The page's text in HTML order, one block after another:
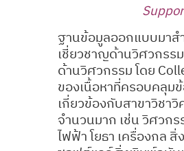
ฐานข้อมูลออกแบบมา
เชี่ยวชาญด้านวิศวกรร
ด้านวิศวกรรม โดย
ของเนื้อหาที่ครอบคลุม
เกี่ยวข้องกับสาขาวิชา
จำนวนมาก เช่น วิศวก
ไฟฟ้า โยธา เครื่องกล